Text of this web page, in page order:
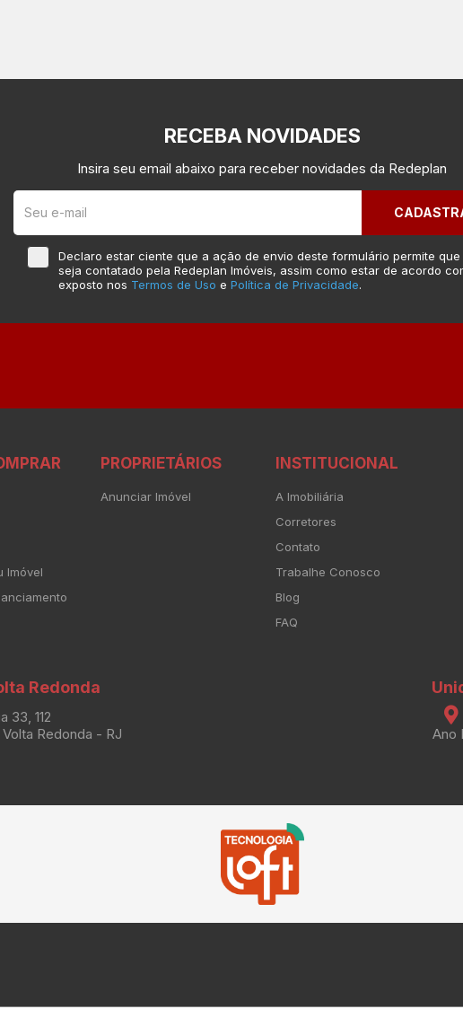
RECEBA NOVIDADES
Insira seu email abaixo para receber novidades da Redeplan
Declaro estar ciente que a ação de envio deste formulário permite que
seja contatado pela Redeplan Imóveis, assim como estar de acordo
exposto nos Termos de Uso e Política de Privacidade.
Imóvel
PROPRIETÁRIOS
Anunciar Imóvel
INSTITUCIONAL
A Imobiliária
Corretores
Contato
Trabalhe Conosco
Blog
FAQ
Redonda
33, 112
Redonda - RJ
Ano